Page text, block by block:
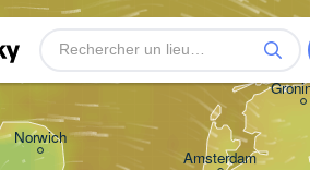
Amsterdam
Norwich